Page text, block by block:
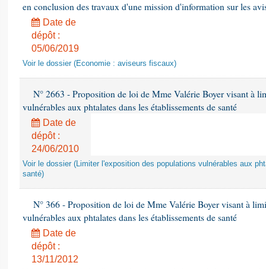
en conclusion des travaux d'une mission d'information sur les
Date de
dépôt :
05/06/2019
Voir le dossier (Economie : aviseurs fiscaux)
N° 2663 - Proposition de loi de Mme Valérie Boyer visant à
vulnérables aux phtalates dans les établissements de santé
Date de
dépôt :
24/06/2010
Voir le dossier (Limiter l'exposition des populations vulnérables aux
santé)
N° 366 - Proposition de loi de Mme Valérie Boyer visant à
vulnérables aux phtalates dans les établissements de santé
Date de
dépôt :
13/11/2012